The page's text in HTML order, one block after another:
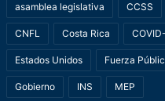
asamblea legislativa CCSS
CNFL Costa Rica
Estados Unidos Fuerza
Gobierno INS MEP